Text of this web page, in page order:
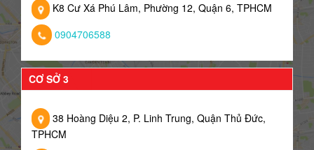
K8 Cư Xá Phú Lâm, Phường 12, Quận 6, TPHCM
0904706588
CƠ SỞ 3
38 Hoàng Diệu 2, P. Linh Trung, Quận Thủ Đức,
TPHCM